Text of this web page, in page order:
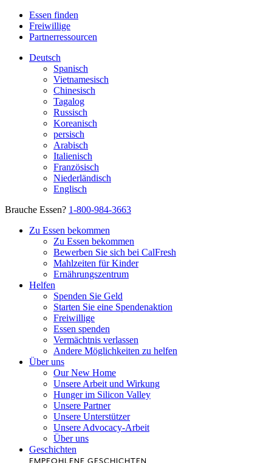
Essen finden
Freiwillige
Partnerressourcen
Deutsch
Spanisch
Vietnamesisch
Chinesisch
Tagalog
Russisch
Koreanisch
persisch
Arabisch
Italienisch
Französisch
Niederländisch
Englisch
Brauche Essen? 1-800-984-3663
Zu Essen bekommen
Zu Essen bekommen
Bewerben Sie sich bei CalFresh
Mahlzeiten für Kinder
Ernährungszentrum
Helfen
Spenden Sie Geld
Starten Sie eine Spendenaktion
Freiwillige
Essen spenden
Vermächtnis verlassen
Andere Möglichkeiten zu helfen
Über uns
Our New Home
Unsere Arbeit und Wirkung
Hunger im Silicon Valley
Unsere Partner
Unsere Unterstützer
Unsere Advocacy-Arbeit
Über uns
Geschichten
EMPFOHLENE GESCHICHTEN